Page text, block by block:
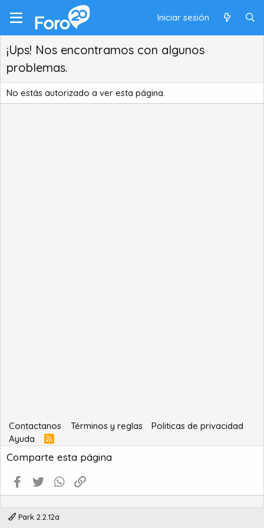
Iniciar sesión
¡Ups! Nos encontramos con algunos
problemas.
No estás autorizado a ver esta página.
Contactanos Términos y reglas
Politicas de privacidad
Ayuda
R
S
S
Comparte esta página
Facebook
Twitter WhatsApp
Park 2.2.12a